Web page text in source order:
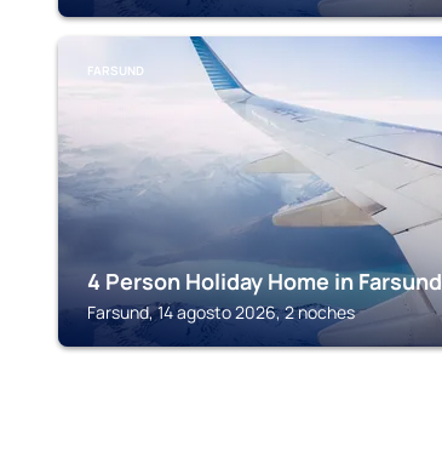
FARSUND
4 Person Holiday Home in Farsund
Farsund, 14 agosto 2026, 2 noches